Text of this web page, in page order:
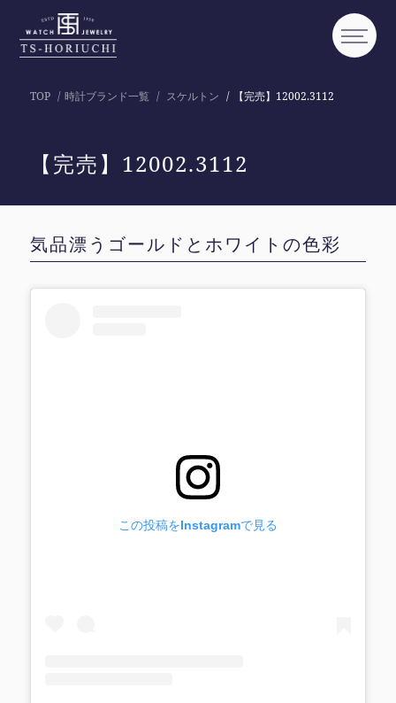
TOP 時計ブランド一覧 スケルトン 【完売】12002.3112
【完売】12002.3112
気品漂うゴールドとホワイトの色彩
この投稿をInstagramで見る